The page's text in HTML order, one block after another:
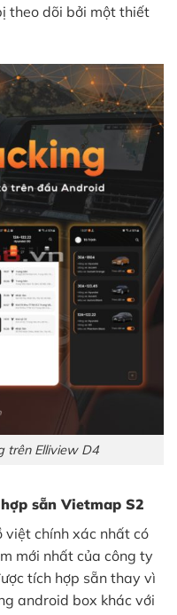
theo dõi bởi một thiết
trên Elliview D4
sẵn Vietmap S2
chính xác nhất có
mới nhất của công ty
tích hợp sẵn thay vì
android box khác với